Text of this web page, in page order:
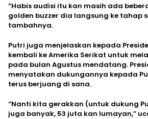
“Habis audisi itu kan masih ada
golden buzzer dia langsung ke tahap
tambahnya.
Putri juga menjelaskan kepada
kembali ke Amerika Serikat untuk
pada bulan Agustus mendatang.
menyatakan dukungannya kepada
terus berjuang di sana.
“Nanti kita gerakkan (untuk dukung
juga banyak, 53 juta kan lumayan,”